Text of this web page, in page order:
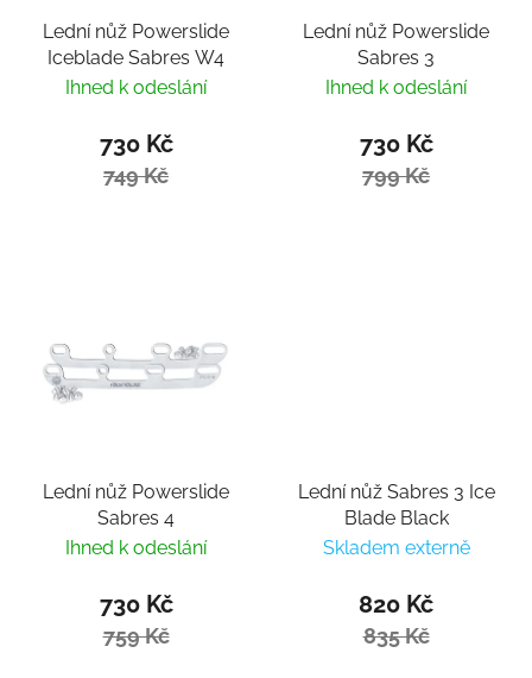
Lední nůž Powerslide
Iceblade Sabres W4
Ihned k odeslání
730 Kč
749 Kč
Lední nůž Powerslide
Sabres 3
Ihned k odeslání
730 Kč
799 Kč
Lední nůž Powerslide
Sabres 4
Ihned k odeslání
730 Kč
759 Kč
Lední nůž Sabres 3 Ice
Blade Black
Skladem externě
820 Kč
835 Kč